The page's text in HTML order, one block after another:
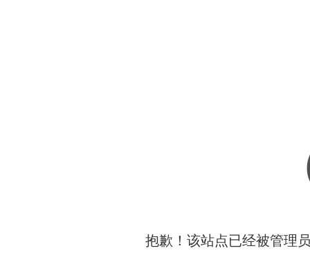
抱歉！该站点已经被管理